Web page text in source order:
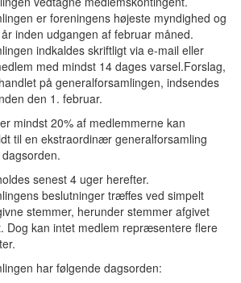
er foreningens højeste myndighed og
inden udgangen af februar måned.
indkaldes skriftligt via e-mail eller
med mindst 14 dages varsel.Forslag,
på generalforsamlingen, indsendes
den 1. februar.
mindst 20% af medlemmerne kan
til en ekstraordinær generalforsamling
senest 4 uger herefter.
beslutninger træffes ved simpelt
stemmer, herunder stemmer afgivet
Dog kan intet medlem repræsentere flere
har følgende dagsorden: